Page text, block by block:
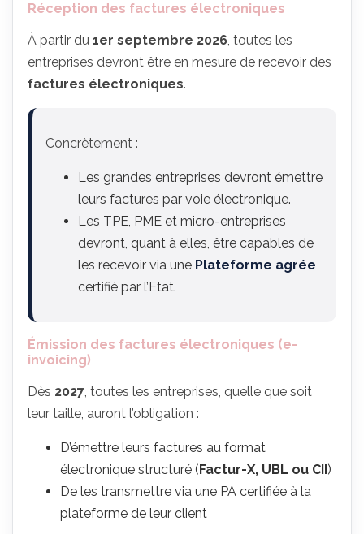
Réception des factures électroniques
À partir du 1er septembre 2026, toutes les
entreprises devront être en mesure de recevoir des
factures électroniques.
Concrètement :
Les grandes entreprises devront émettre
leurs factures par voie électronique.
Les TPE, PME et micro-entreprises
devront, quant à elles, être capables de
les recevoir via une Plateforme agrée
certifié par l’Etat.
Émission des factures électroniques (e-
invoicing)
Dès 2027, toutes les entreprises, quelle que soit
leur taille, auront l’obligation :
D’émettre leurs factures au format
électronique structuré ( Factur-X, UBL ou CII )
De les transmettre via une PA certifiée à la
plateforme de leur client